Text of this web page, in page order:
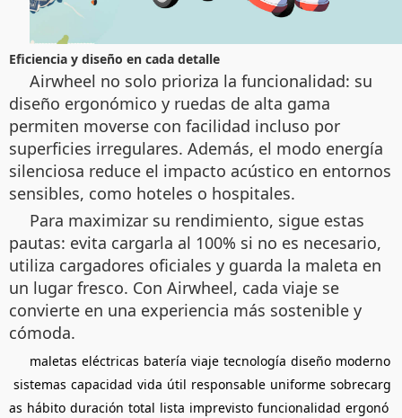
Eficiencia y diseño en cada detalle
Airwheel no solo prioriza la funcionalidad: su
diseño ergonómico y ruedas de alta gama
permiten moverse con facilidad incluso por
superficies irregulares. Además, el modo energía
silenciosa reduce el impacto acústico en entornos
sensibles, como hoteles o hospitales.
Para maximizar su rendimiento, sigue estas
pautas: evita cargarla al 100% si no es necesario,
utiliza cargadores oficiales y guarda la maleta en
un lugar fresco. Con Airwheel, cada viaje se
convierte en una experiencia más sostenible y
cómoda.
maletas eléctricas batería viaje tecnología diseño moderno
sistemas capacidad vida útil responsable uniforme sobrecarg
as hábito duración total lista imprevisto funcionalidad ergonó